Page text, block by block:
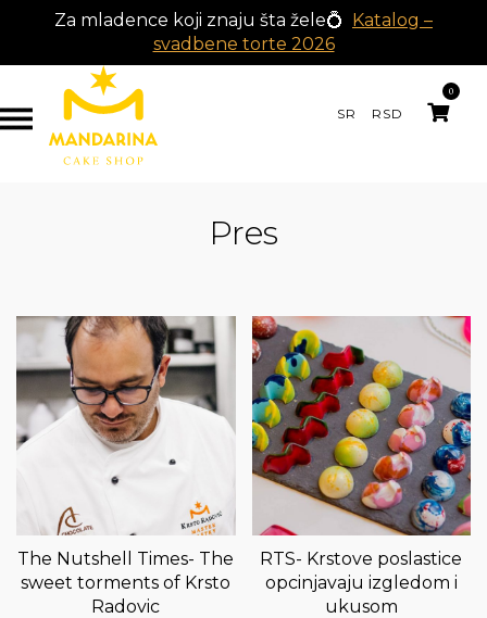
Za mladence koji znaju šta žele💍 Katalog –
svadbene torte 2026
SR RSD
0
Pres
The Nutshell Times- The
sweet torments of Krsto
Radovic
RTS- Krstove poslastice
opcinjavaju izgledom i
ukusom